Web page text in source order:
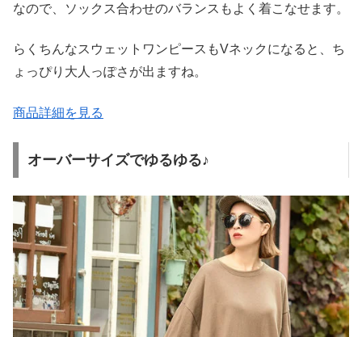
なので、ソックス合わせのバランスもよく着こなせます。
らくちんなスウェットワンピースもVネックになると、ち
ょっぴり大人っぽさが出ますね。
商品詳細を見る
オーバーサイズでゆるゆる♪